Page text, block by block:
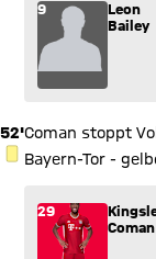
9
Leon
Bailey
52'
GELBE KARTE
Coman stoppt
Bayern-Tor -
29
Coman